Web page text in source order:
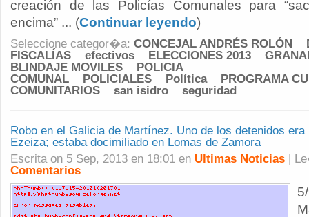
creación de las Policías Comunales para
encima” ... (Continuar leyendo)
Seleccione categor�a: CONCEJAL ANDRÉS ROLÓN
FISCALÍAS
efectivos ELECCIONES 2013
BLINDAJE MOVILES
POLICIA
COMUNAL
POLICIALES Política
PROGRAMA
COMUNITARIOS
san isidro seguridad
Robo en el Galicia de Martínez. Uno de los detenidos era
Ezeiza; estaba docimiliado en Lomas de Zamora
Escrita on 5 Sep, 2013 en 18:01 en Ultimas Noticias |
Comentarios